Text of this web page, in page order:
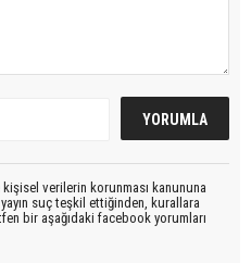
kişisel verilerin korunması kanununa
suç teşkil ettiğinden, kurallara
bir aşağıdaki facebook yorumları